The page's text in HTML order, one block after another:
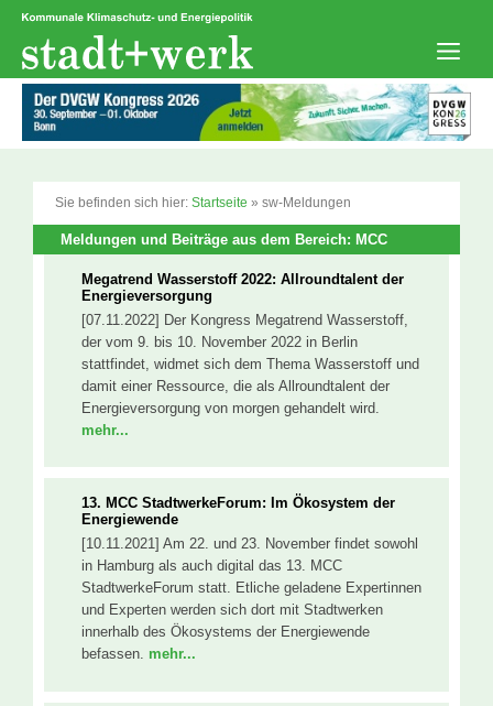
Zum
springen
Sie befinden sich hier: Startseite » sw-Meldungen
Meldungen und Beiträge aus dem Bereich: MCC
Megatrend Wasserstoff 2022: Allroundtalent der
Energieversorgung
[07.11.2022] Der Kongress Megatrend Wasserstoff,
der vom 9. bis 10. November 2022 in Berlin
stattfindet, widmet sich dem Thema Wasserstoff und
damit einer Ressource, die als Allroundtalent der
Energieversorgung von morgen gehandelt wird.
mehr...
13. MCC StadtwerkeForum: Im Ökosystem der
Energiewende
[10.11.2021] Am 22. und 23. November findet sowohl
in Hamburg als auch digital das 13. MCC
StadtwerkeForum statt. Etliche geladene Expertinnen
und Experten werden sich dort mit Stadtwerken
innerhalb des Ökosystems der Energiewende
befassen. mehr...